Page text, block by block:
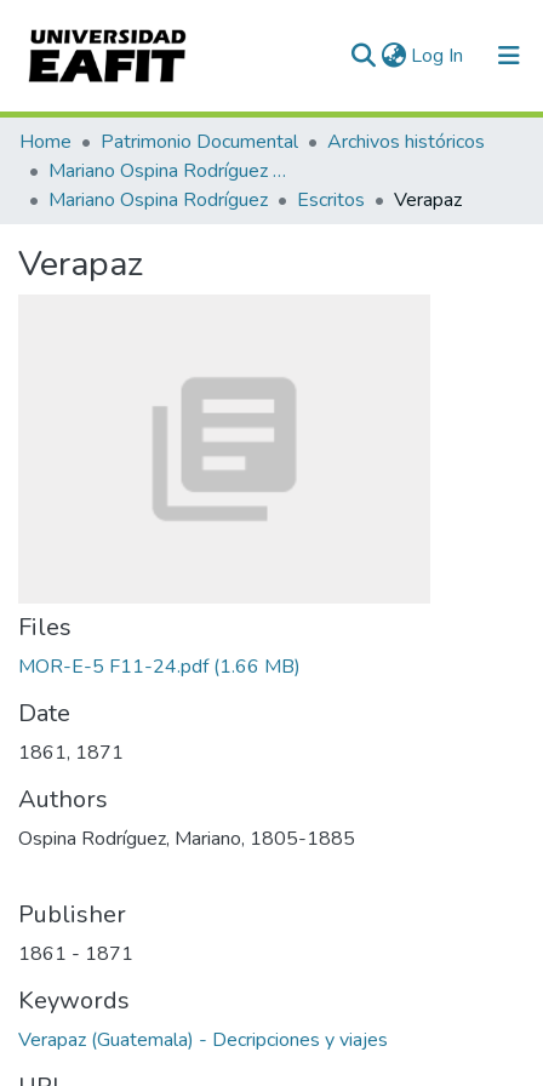
Log In (current)
Communities & Collections
All of DSpace
Home Patrimonio Documental
Archivos históricos
Mariano Ospina Rodríguez (1826 -1912)
Mariano Ospina Rodríguez
Escritos Verapaz
Verapaz
Files
MOR-E-5 F11-24.pdf(1.66 MB)
Date
1861, 1871
Authors
Ospina Rodríguez, Mariano, 1805-1885
Publisher
1861 - 1871
Keywords
Verapaz (Guatemala) - Decripciones y viajes